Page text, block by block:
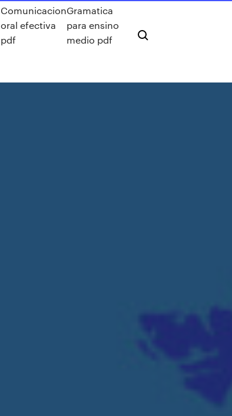
Comunicacion
oral efectiva
pdf
Gramatica
para ensino
medio pdf